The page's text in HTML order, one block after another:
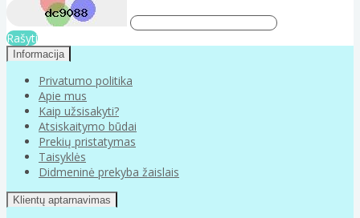
Rašyti
Informacija
Privatumo politika
Apie mus
Kaip užsisakyti?
Atsiskaitymo būdai
Prekių pristatymas
Taisyklės
Didmeninė prekyba žaislais
Klientų aptarnavimas